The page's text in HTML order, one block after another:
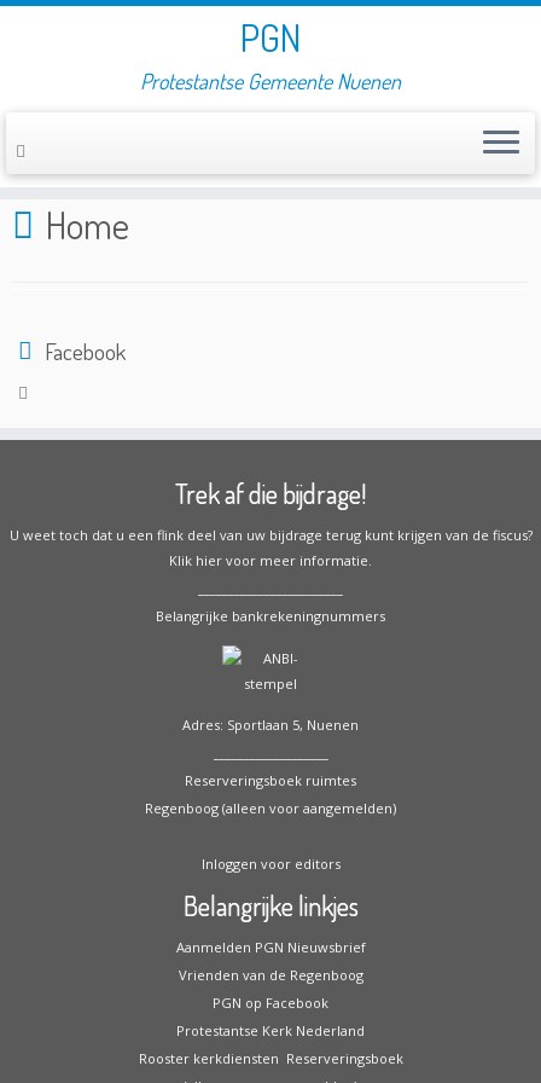
PGN
Protestantse Gemeente Nuenen
Home
Facebook
Trek af die bijdrage!
U weet toch dat u een flink deel van uw bijdrage terug kunt krijgen van de fiscus?
Klik hier voor meer informatie.
Belangrijke bankrekeningnummers
Adres: Sportlaan 5, Nuenen
Reserveringsboek ruimtes
Regenboog (alleen voor aangemelden)
Inloggen voor editors
Belangrijke linkjes
Aanmelden PGN Nieuwsbrief
Vrienden van de Regenboog
PGN op Facebook
Protestantse Kerk Nederland
Rooster kerkdiensten Reserveringsboek